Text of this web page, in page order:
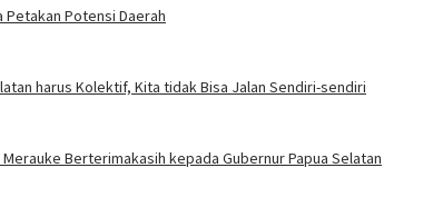
Petakan Potensi Daerah
harus Kolektif, Kita tidak Bisa Jalan Sendiri-sendiri
Berterimakasih kepada Gubernur Papua Selatan